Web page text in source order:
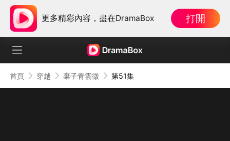
更多精彩內容，盡在DramaBox 打開
首頁 穿越 棄子青雲徵 第51集